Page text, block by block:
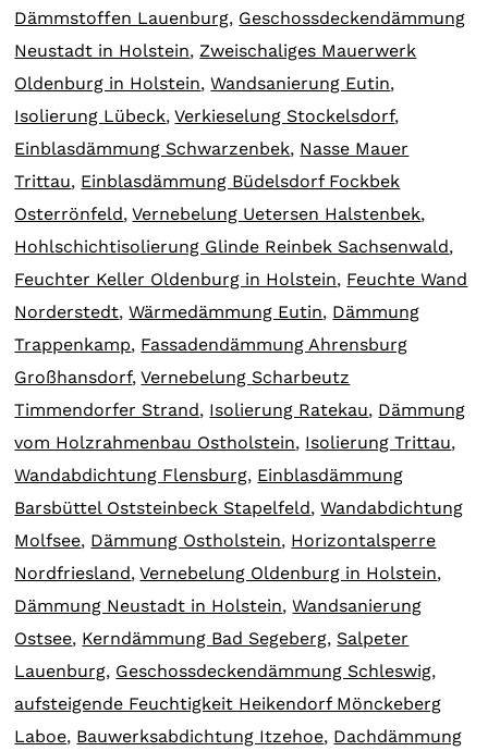
Dämmstoffen Lauenburg, Geschossdeckendämmung
Neustadt in Holstein, Zweischaliges Mauerwerk
Oldenburg in Holstein,Wandsanierung Eutin,
Isolierung Lübeck,Verkieselung Stockelsdorf,
Einblasdämmung Schwarzenbek, Nasse Mauer
Trittau, Einblasdämmung Büdelsdorf Fockbek
Osterrönfeld,Vernebelung Uetersen Halstenbek,
Hohlschichtisolierung Glinde Reinbek Sachsenwald,
Feuchter Keller Oldenburg in Holstein, Feuchte Wand
Norderstedt,Wärmedämmung Eutin, Dämmung
Trappenkamp, Fassadendämmung Ahrensburg
Großhansdorf,Vernebelung Scharbeutz
Timmendorfer Strand, Isolierung Ratekau, Dämmung
vom Holzrahmenbau Ostholstein, Isolierung Trittau,
Wandabdichtung Flensburg, Einblasdämmung
Barsbüttel Oststeinbeck Stapelfeld,Wandabdichtung
Molfsee, Dämmung Ostholstein, Horizontalsperre
Nordfriesland,Vernebelung Oldenburg in Holstein,
Dämmung Neustadt in Holstein,Wandsanierung
Ostsee, Kerndämmung Bad Segeberg, Salpeter
Lauenburg, Geschossdeckendämmung Schleswig,
aufsteigende Feuchtigkeit Heikendorf Mönckeberg
Laboe, Bauwerksabdichtung Itzehoe, Dachdämmung